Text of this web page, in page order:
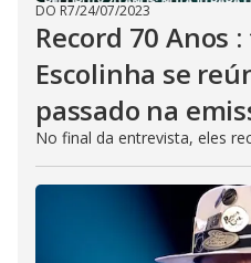
DO R7/24/07/2023
Record 70 Anos
Escolinha se
passado na
No final da entrevista, eles